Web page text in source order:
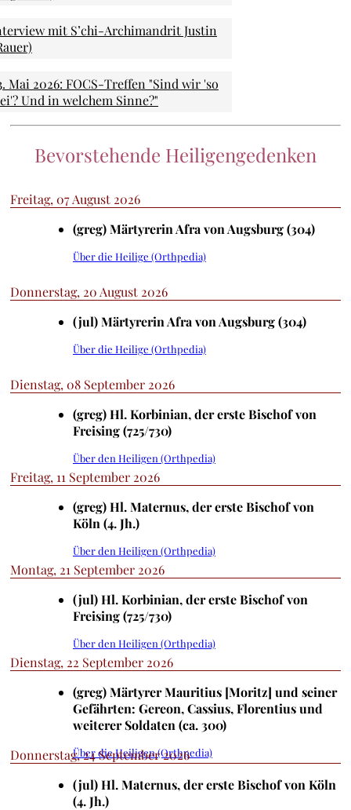
mit S’chi-Archimandrit Justin
Mai 2026: FOCS-Treffen "Sind wir 'so
Und in welchem Sinne?"
Bevorstehende Heiligengedenken
Freitag, 07 August 2026
(greg) Märtyrerin Afra von Augsburg (304)
Über die Heilige (Orthpedia)
Donnerstag, 20 August 2026
(jul) Märtyrerin Afra von Augsburg (304)
Über die Heilige (Orthpedia)
Dienstag, 08 September 2026
(greg) Hl. Korbinian, der erste Bischof von
Freising (725/730)
Über den Heiligen (Orthpedia)
Freitag, 11 September 2026
(greg) Hl. Maternus, der erste Bischof von
Köln (4. Jh.)
Über den Heiligen (Orthpedia)
Montag, 21 September 2026
(jul) Hl. Korbinian, der erste Bischof von
Freising (725/730)
Über den Heiligen (Orthpedia)
Dienstag, 22 September 2026
(greg) Märtyrer Mauritius [Moritz] und seiner
Gefährten: Gereon, Cassius, Florentius und
weiterer Soldaten (ca. 300)
Über die Heiligen (Orthpedia)
Donnerstag, 24 September 2026
(jul) Hl. Maternus, der erste Bischof von Köln
(4. Jh.)